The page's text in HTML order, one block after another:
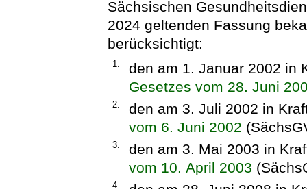
Sächsischen
2024 geltenden Fassung
berücksichtigt:
1.
den am 1. Januar 2002 in
Gesetzes vom 28. Juni
2.
den am 3. Juli 2002 in
vom 6. Juni 2002
3.
den am 3. Mai 2003 in
vom 10. April 2003
4.